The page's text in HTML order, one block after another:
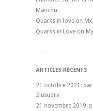
Manchu
Quarks in love on
Quarks in Love on
ARTICLES RÉCENTS
21 octobre 2021:
Ziusudra
21 novembre 2019: